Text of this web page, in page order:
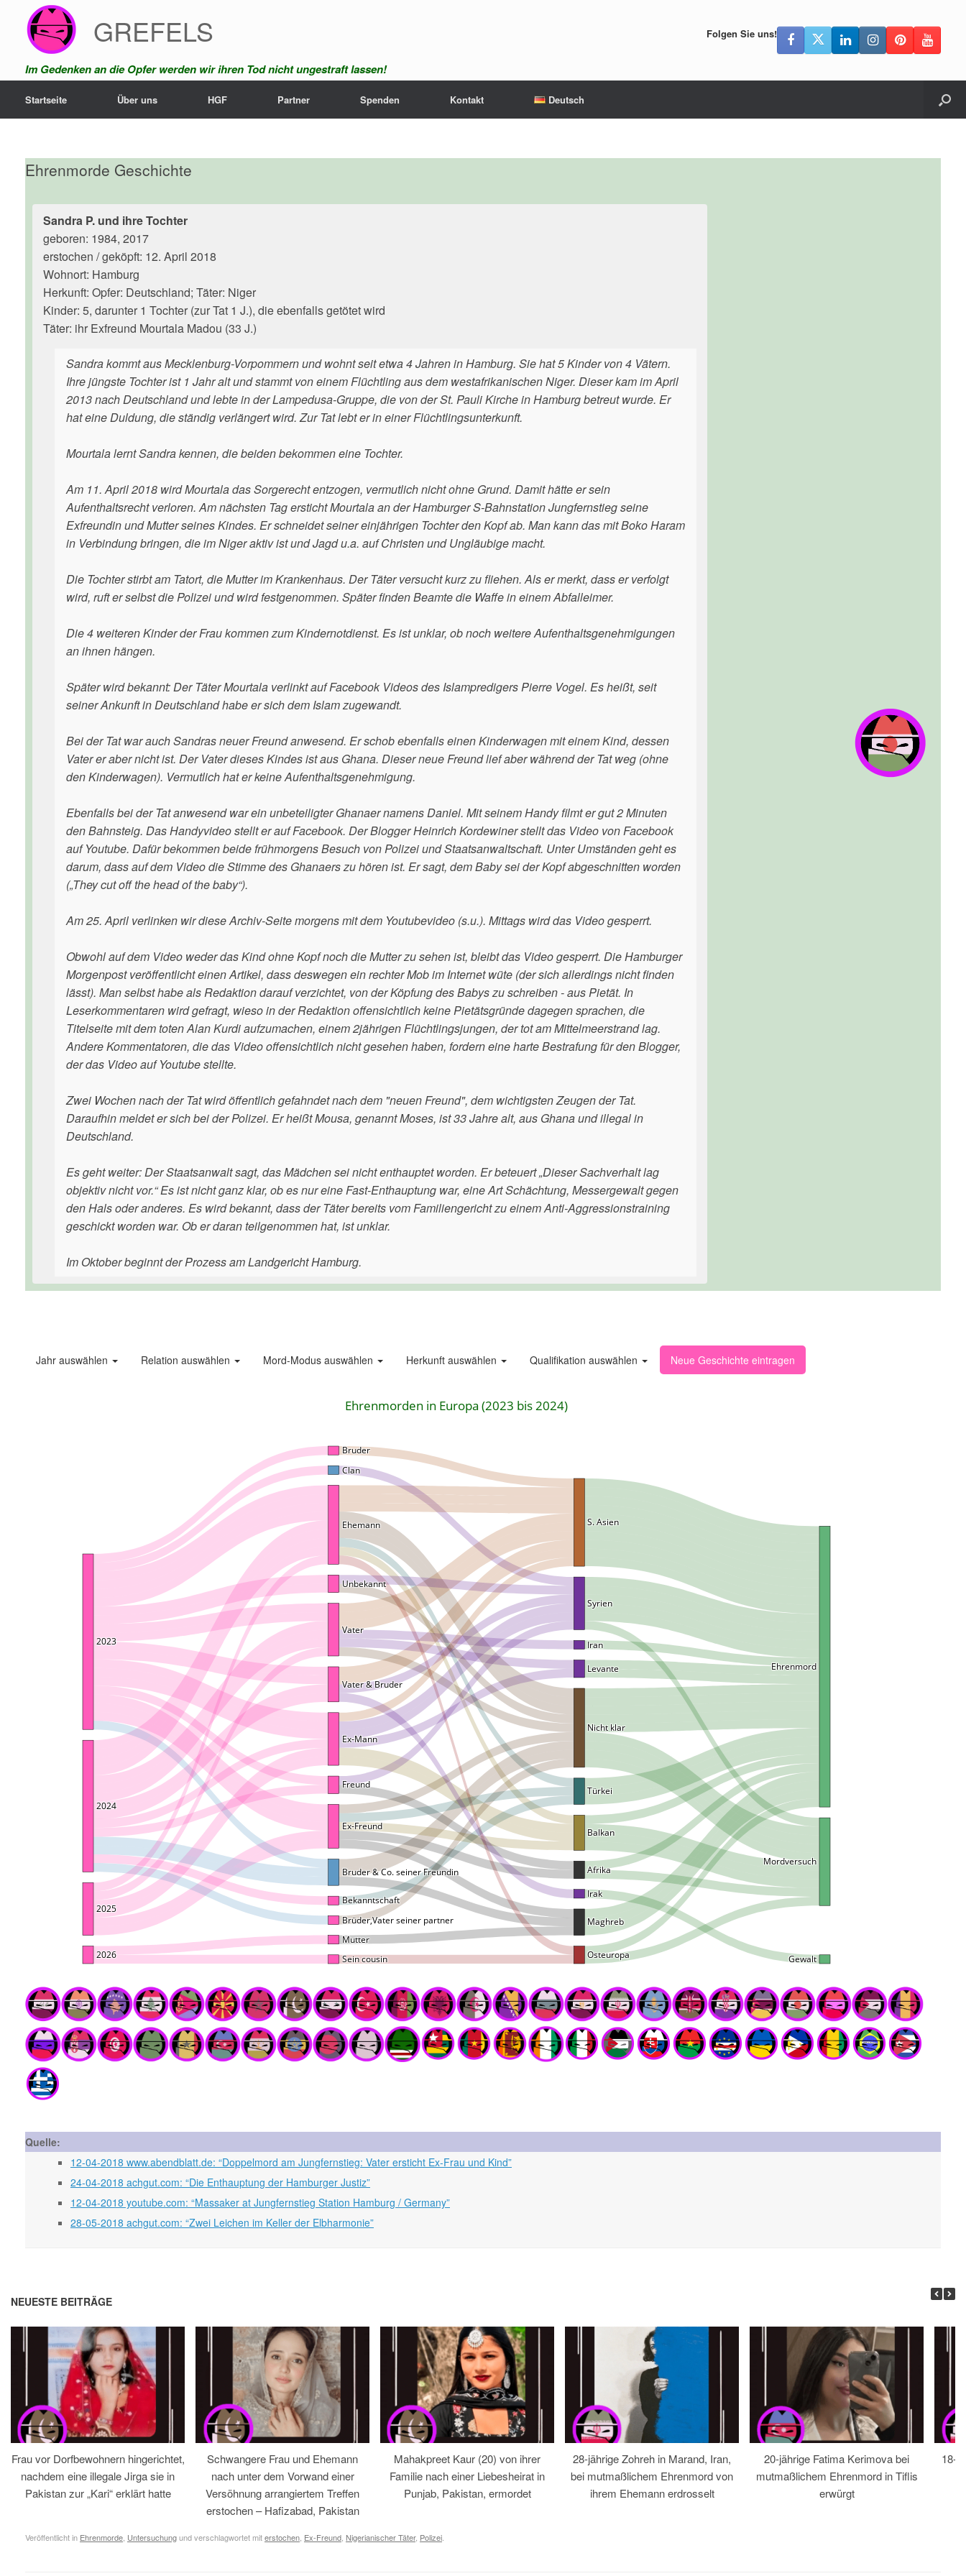
springen
GREFELS
Im Gedenken an die Opfer werden wir ihren Tod nicht ungestraft lassen!
Folgen Sie uns!
Startseite Über uns HGF Partner Spenden Kontakt Deutsch
Ehrenmorde Geschichte
Sandra P. und ihre Tochter
geboren: 1984, 2017
erstochen / geköpft: 12. April 2018
Wohnort: Hamburg
Herkunft: Opfer: Deutschland; Täter: Niger
Kinder: 5, darunter 1 Tochter (zur Tat 1 J.), die ebenfalls getötet wird
Täter: ihr Exfreund Mourtala Madou (33 J.)
Sandra kommt aus Mecklenburg-Vorpommern und wohnt seit etwa 4 Jahren in Hamburg. Sie hat 5 Kinder von 4 Vätern.
Ihre jüngste Tochter ist 1 Jahr alt und stammt von einem Flüchtling aus dem westafrikanischen Niger. Dieser kam im April
2013 nach Deutschland und lebte in der Lampedusa-Gruppe, die von der St. Pauli Kirche in Hamburg betreut wurde. Er
hat eine Duldung, die ständig verlängert wird. Zur Tat lebt er in einer Flüchtlingsunterkunft.
Mourtala lernt Sandra kennen, die beiden bekommen eine Tochter.
Am 11. April 2018 wird Mourtala das Sorgerecht entzogen, vermutlich nicht ohne Grund. Damit hätte er sein
Aufenthaltsrecht verloren. Am nächsten Tag ersticht Mourtala an der Hamburger S-Bahnstation Jungfernstieg seine
Exfreundin und Mutter seines Kindes. Er schneidet seiner einjährigen Tochter den Kopf ab. Man kann das mit Boko Haram
in Verbindung bringen, die im Niger aktiv ist und Jagd u.a. auf Christen und Ungläubige macht.
Die Tochter stirbt am Tatort, die Mutter im Krankenhaus. Der Täter versucht kurz zu fliehen. Als er merkt, dass er verfolgt
wird, ruft er selbst die Polizei und wird festgenommen. Später finden Beamte die Waffe in einem Abfalleimer.
Die 4 weiteren Kinder der Frau kommen zum Kindernotdienst. Es ist unklar, ob noch weitere Aufenthaltsgenehmigungen
an ihnen hängen.
Später wird bekannt: Der Täter Mourtala verlinkt auf Facebook Videos des Islampredigers Pierre Vogel. Es heißt, seit
seiner Ankunft in Deutschland habe er sich dem Islam zugewandt.
Bei der Tat war auch Sandras neuer Freund anwesend. Er schob ebenfalls einen Kinderwagen mit einem Kind, dessen
Vater er aber nicht ist. Der Vater dieses Kindes ist aus Ghana. Dieser neue Freund lief aber während der Tat weg (ohne
den Kinderwagen). Vermutlich hat er keine Aufenthaltsgenehmigung.
Ebenfalls bei der Tat anwesend war ein unbeteiligter Ghanaer namens Daniel. Mit seinem Handy filmt er gut 2 Minuten
den Bahnsteig. Das Handyvideo stellt er auf Facebook. Der Blogger Heinrich Kordewiner stellt das Video von Facebook
auf Youtube. Dafür bekommen beide frühmorgens Besuch von Polizei und Staatsanwaltschaft. Unter Umständen geht es
darum, dass auf dem Video die Stimme des Ghanaers zu hören ist. Er sagt, dem Baby sei der Kopf abgeschnitten worden
(„They cut off the head of the baby“).
Am 25. April verlinken wir diese Archiv-Seite morgens mit dem Youtubevideo (s.u.). Mittags wird das Video gesperrt.
Obwohl auf dem Video weder das Kind ohne Kopf noch die Mutter zu sehen ist, bleibt das Video gesperrt. Die Hamburger
Morgenpost veröffentlicht einen Artikel, dass deswegen ein rechter Mob im Internet wüte (der sich allerdings nicht finden
lässt). Man selbst habe als Redaktion darauf verzichtet, von der Köpfung des Babys zu schreiben - aus Pietät. In
Leserkommentaren wird gefragt, wieso in der Redaktion offensichtlich keine Pietätsgründe dagegen sprachen, die
Titelseite mit dem toten Alan Kurdi aufzumachen, einem 2jährigen Flüchtlingsjungen, der tot am Mittelmeerstrand lag.
Andere Kommentatoren, die das Video offensichtlich nicht gesehen haben, fordern eine harte Bestrafung für den Blogger,
der das Video auf Youtube stellte.
Zwei Wochen nach der Tat wird öffentlich gefahndet nach dem "neuen Freund", dem wichtigsten Zeugen der Tat.
Daraufhin meldet er sich bei der Polizei. Er heißt Mousa, genannt Moses, ist 33 Jahre alt, aus Ghana und illegal in
Deutschland.
Es geht weiter: Der Staatsanwalt sagt, das Mädchen sei nicht enthauptet worden. Er beteuert „Dieser Sachverhalt lag
objektiv nicht vor.“ Es ist nicht ganz klar, ob es nur eine Fast-Enthauptung war, eine Art Schächtung, Messergewalt gegen
den Hals oder anderes. Es wird bekannt, dass der Täter bereits vom Familiengericht zu einem Anti-Aggressionstraining
geschickt worden war. Ob er daran teilgenommen hat, ist unklar.
Im Oktober beginnt der Prozess am Landgericht Hamburg.
Quelle:
12-04-2018 www.abendblatt.de: “Doppelmord am Jungfernstieg: Vater ersticht Ex-Frau und Kind”
24-04-2018 achgut.com: “Die Enthauptung der Hamburger Justiz”
12-04-2018 youtube.com: “Massaker at Jungfernstieg Station Hamburg / Germany”
28-05-2018 achgut.com: “Zwei Leichen im Keller der Elbharmonie”
NEUESTE BEITRÄGE
Frau vor Dorfbewohnern hingerichtet,
nachdem eine illegale Jirga sie in
Pakistan zur „Kari“ erklärt hatte
Schwangere Frau und Ehemann
nach unter dem Vorwand einer
Versöhnung arrangiertem Treffen
erstochen – Hafizabad, Pakistan
Mahakpreet Kaur (20) von ihrer
Familie nach einer Liebesheirat in
Punjab, Pakistan, ermordet
28-jährige Zohreh in Marand, Iran,
bei mutmaßlichem Ehrenmord von
ihrem Ehemann erdrosselt
20-jährige Fatima Kerimova bei
mutmaßlichem Ehrenmord in Tiflis
erwürgt
18-
Veröffentlicht in Ehrenmorde Untersuchungund verschlagwortet miterstochen Ex-Freund Nigerianischer Täter, Polizei